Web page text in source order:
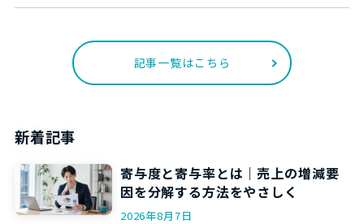
記事一覧はこちら
新着記事
寄与度と寄与率とは｜売上の増減要
因を分解する方法をやさしく
2026年8月7日